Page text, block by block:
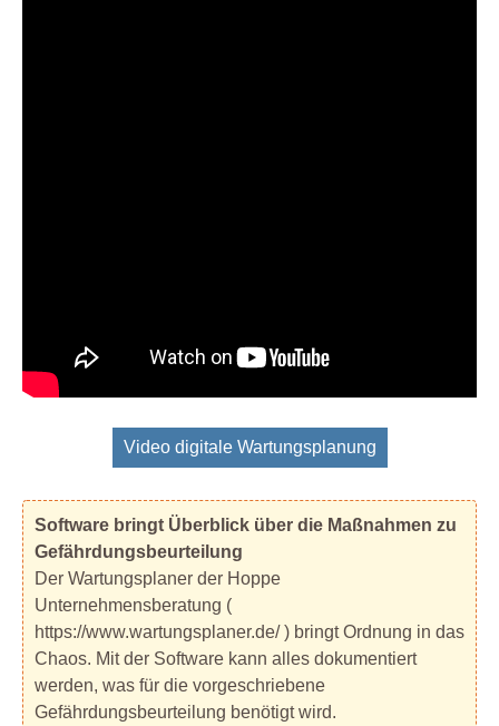
Video digitale Wartungsplanung
Software bringt Überblick über die Maßnahmen zu
Gefährdungsbeurteilung
Der Wartungsplaner der Hoppe
Unternehmensberatung (
https://www.wartungsplaner.de/ ) bringt Ordnung in das
Chaos. Mit der Software kann alles dokumentiert
werden, was für die vorgeschriebene
Gefährdungsbeurteilung benötigt wird.